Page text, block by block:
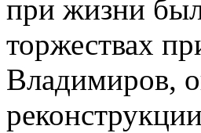
при жизни
торжествах
Владимиров,